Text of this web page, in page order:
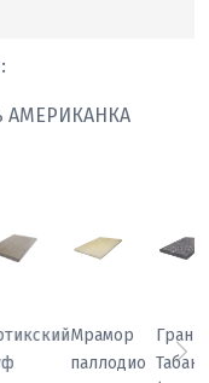
АМЕРИКАНКА
Амфиболит
гранатовый
Гранит
Черный